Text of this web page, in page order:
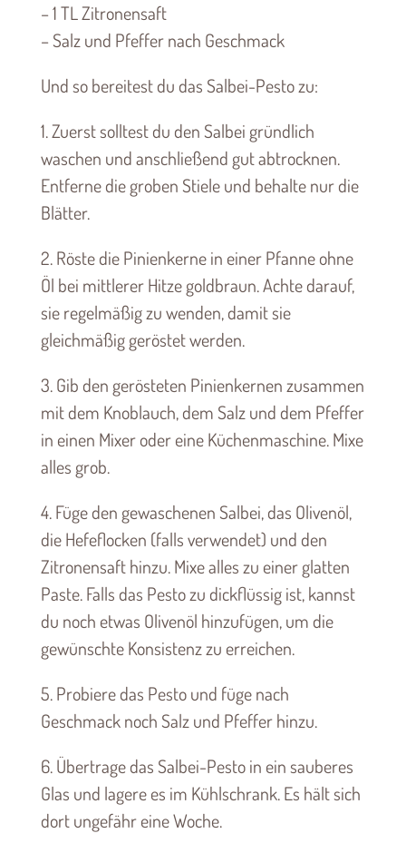
– 1 TL Zitronensaft
– Salz und Pfeffer nach Geschmack
Und so bereitest du das Salbei-Pesto zu:
1. Zuerst solltest du den Salbei gründlich
waschen und anschließend gut abtrocknen.
Entferne die groben Stiele und behalte nur die
Blätter.
2. Röste die Pinienkerne in einer Pfanne ohne
Öl bei mittlerer Hitze goldbraun. Achte darauf,
sie regelmäßig zu wenden, damit sie
gleichmäßig geröstet werden.
3. Gib den gerösteten Pinienkernen zusammen
mit dem Knoblauch, dem Salz und dem Pfeffer
in einen Mixer oder eine Küchenmaschine. Mixe
alles grob.
4. Füge den gewaschenen Salbei, das Olivenöl,
die Hefeflocken (falls verwendet) und den
Zitronensaft hinzu. Mixe alles zu einer glatten
Paste. Falls das Pesto zu dickflüssig ist, kannst
du noch etwas Olivenöl hinzufügen, um die
gewünschte Konsistenz zu erreichen.
5. Probiere das Pesto und füge nach
Geschmack noch Salz und Pfeffer hinzu.
6. Übertrage das Salbei-Pesto in ein sauberes
Glas und lagere es im Kühlschrank. Es hält sich
dort ungefähr eine Woche.